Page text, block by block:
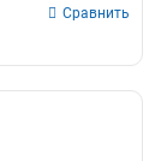
Сравнить